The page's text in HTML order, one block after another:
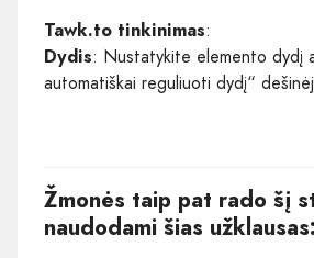
Tawk.to tinkinimas:
Dydis: Nustatykite elemento dydį
automatiškai reguliuoti dydį“
Žmonės taip pat rado šį
naudodami šias užklausas: